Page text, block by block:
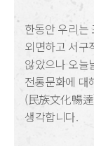
한동안 우리는
외면하고 서구
않았으나 오늘
전통문화에 대
(民族文化暢
생각합니다.